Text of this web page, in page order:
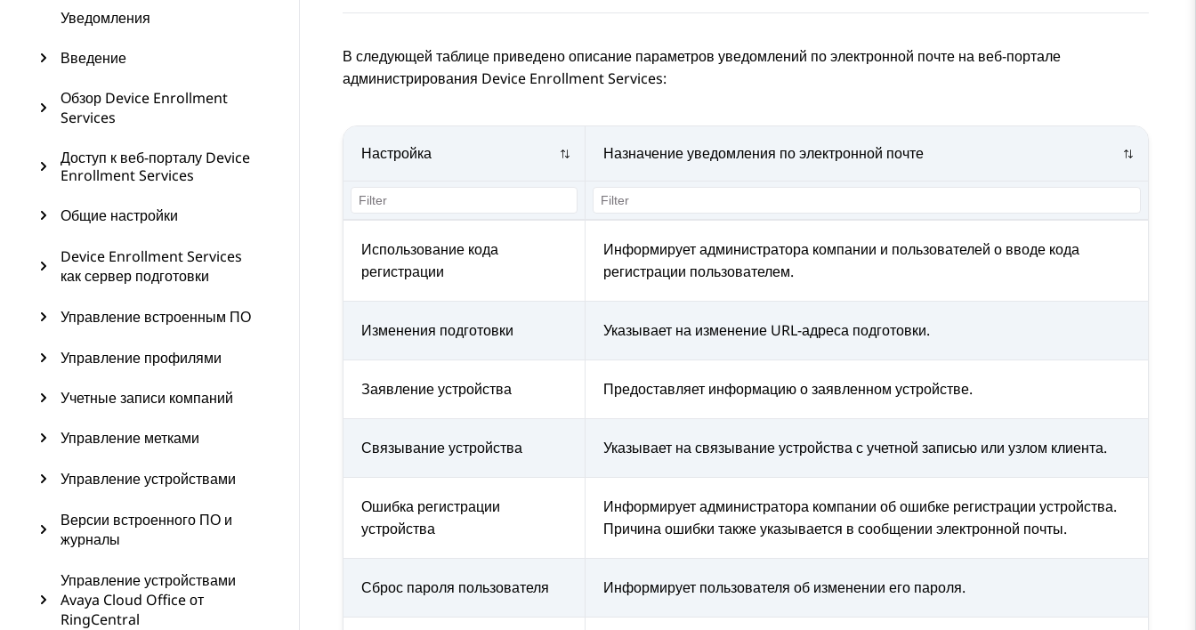
Уведомления
Введение
Обзор Device Enrollment
Services
Доступ к веб-порталу Device
Enrollment Services
Общие настройки
Device Enrollment Services
как сервер подготовки
Управление встроенным ПО
Управление профилями
Учетные записи компаний
Управление метками
Управление устройствами
Версии встроенного ПО и
журналы
Управление устройствами
Avaya Cloud Office от
RingCentral
В следующей таблице приведено описание параметров уведомлений по электронной почте на веб-портале
администрирования Device Enrollment Services:
Настройка Назначение уведомления по электронной почте
Использование кода
регистрации
Информирует администратора компании и пользователей о вводе кода
регистрации пользователем.
Изменения подготовки Указывает на изменение URL-адреса подготовки.
Заявление устройства Предоставляет информацию о заявленном устройстве.
Связывание устройства Указывает на связывание устройства с учетной записью или узлом клиента.
Ошибка регистрации
устройства
Информирует администратора компании об ошибке регистрации устройства.
Причина ошибки также указывается в сообщении электронной почты.
Сброс пароля пользователя Информирует пользователя об изменении его пароля.